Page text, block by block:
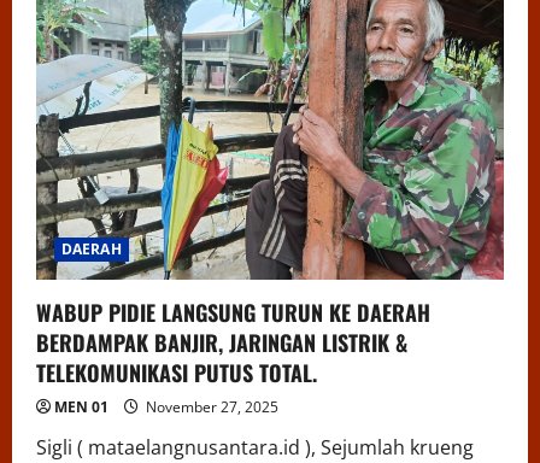
DAERAH
WABUP PIDIE LANGSUNG TURUN KE DAERAH
BERDAMPAK BANJIR, JARINGAN LISTRIK &
TELEKOMUNIKASI PUTUS TOTAL.
MEN 01 November 27, 2025
Sigli ( mataelangnusantara.id ), Sejumlah krueng